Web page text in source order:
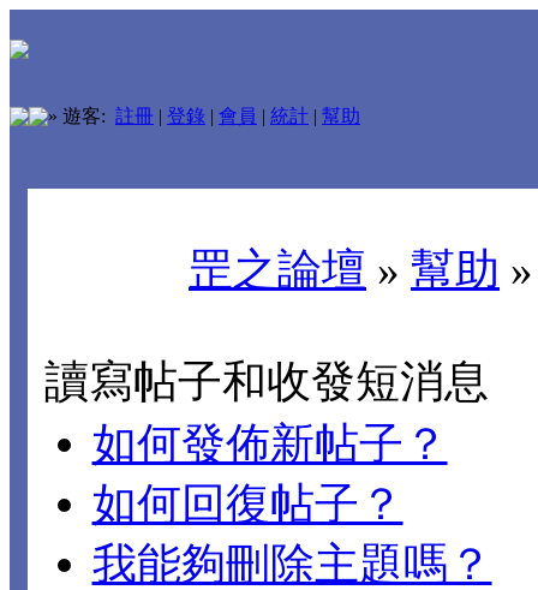
» 遊客: 註冊 | 登錄 | 會員 | 統計 | 幫助
罡之論壇 » 幫助
讀寫帖子和收發短消息
如何發佈新帖子？
如何回復帖子？
我能夠刪除主題嗎？